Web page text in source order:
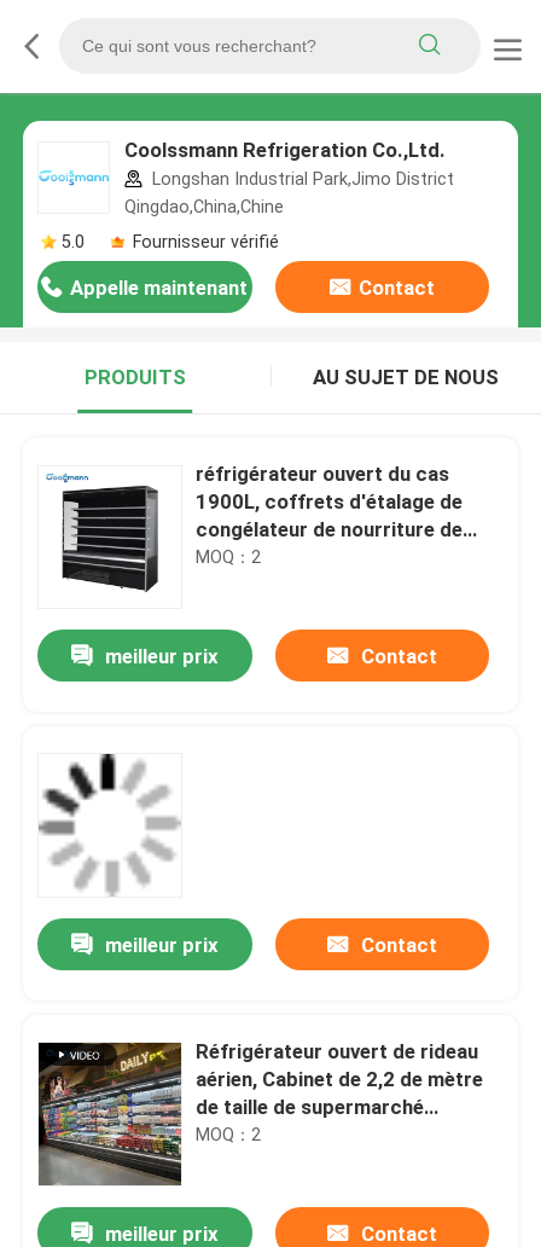
Coolssmann Refrigeration Co.,Ltd.
Longshan Industrial Park,Jimo District
Qingdao,China,Chine
5.0
Fournisseur vérifié
Appelle maintenant Contact
PRODUITS AU SUJET DE NOUS
réfrigérateur ouvert du cas
1900L, coffrets d'étalage de
congélateur de nourriture de
supermarché
MOQ：2
meilleur prix Contact
meilleur prix Contact
Réfrigérateur ouvert de rideau
aérien, Cabinet de 2,2 de mètre
de taille de supermarché
réfrigérateurs d'affichage
MOQ：2
meilleur prix Contact